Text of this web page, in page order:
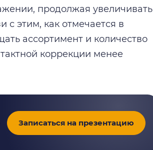
продолжая увеличивать
этим, как отмечается в
ассортимент и количество
коррекции менее
Записаться на презентацию